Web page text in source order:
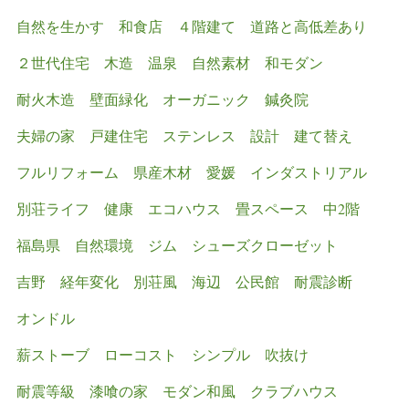
自然を生かす
和食店 ４階建て
道路と高低差あり
２世代住宅
木造 温泉 自然素材 和モダン
耐火木造
壁面緑化 オーガニック
鍼灸院
夫婦の家
戸建住宅 ステンレス 設計
建て替え
フルリフォーム
県産木材 愛媛
インダストリアル
別荘ライフ
健康 エコハウス 畳スペース
中2階
福島県
自然環境 ジム
シューズクローゼット
吉野
経年変化 別荘風 海辺 公民館
耐震診断
オンドル
薪ストーブ ローコスト シンプル 吹抜け
耐震等級
漆喰の家 モダン和風
クラブハウス